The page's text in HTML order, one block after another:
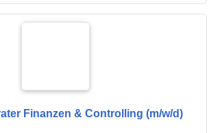
Finanzen & Controlling (m/w/d)